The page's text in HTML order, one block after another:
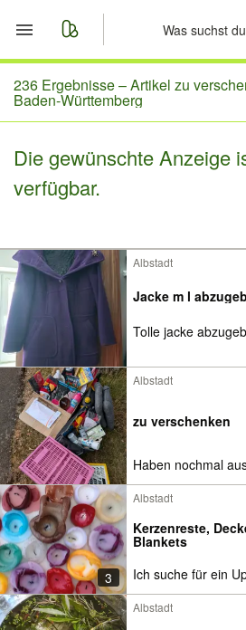
Start
Merkliste
Nachrichten
236 Ergebnisse –Artikel zu
Baden-Württemberg
Die gewünschte Anzeige
verfügbar.
Albstadt
Jacke m l
Tolle jacke
Albstadt
zu verschenken
Haben nochmal
3
Albstadt
Kerzenreste,
Blankets
Ich suche für ein
Albstadt